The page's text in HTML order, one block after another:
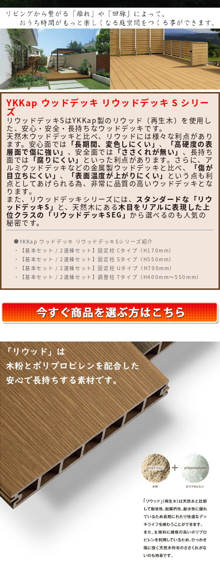
YKKap ウッドデッキ リウッドデッキ S シリー
ズ
リウッドデッキSはYKKap製のリウッド（再生木）を使用し
た、安心・安全・長持ちなウッドデッキです。
天然木ウッドデッキと比べ、リウッドには様々な利点があり
ます。安心面では 「長期間、変色しにくい」 、
「高硬度の表
層面で傷に強い」 、安全面では 「ささくれが無い」 、長持ち
面では 「腐りにくい」
といった利点があります。さらに、ア
ルミウッドデッキなどの金属製ウッドデッキと比べ、
「傷が
目立ちにくい」 、 「表面温度が上がりにくい」
という点も利
点としてあげられる為、非常に品質の高いウッドデッキとな
ります。
また、リウッドデッキシリーズには、 スタンダードな「リウ
ッドデッキS」
と、天然木にある木目をリアルに表現した上
位クラスの「リウッドデッキSEG」 から選べるのも人気の
秘密です。
●YKKap ウッドデッキ リウッドデッキSシリーズ紹介
・【基本セット / 2連棟セット】固定柱 Cタイプ（H170mm）
・【基本セット / 2連棟セット】固定柱 Sタイプ（H550mm）
・【基本セット / 2連棟セット】固定柱 Uタイプ（H700mm）
・【基本セット / 2連棟セット】調整柱 Tタイプ（H400mm～550mm）
・オプション：独立ステップ
・オプション：リウッドステップ【Sタイプ / Hタイプ / Lタイプ】
※各タイプそれぞれ、間口は「1間：1849mm」「1.5間：2651mm」「2
間：3651mm」「2.5間：4451mm」「3間：5451mm」「3.5間：
6251mm」「4間：7251mm」、奥行は「3尺：920mm」「4尺：
1220mm」「5尺：1520mm」「6尺：1820mm」「7尺：2120mm」「8
尺：2420mm」「9尺：2720mm」「10尺：3020mm」「12尺：
3620mm」の設定となります。
※ウッドデッキのパネル部のカラーは「FE：ウォームグレイ / IF：セピアグ
レイ」「FD：ホワイトブラウン」「FF：レッドブラウン」「ID：ナチュラ
ルブラウン」の美しい人工木と、束柱「H2：プラチナステン」「B7：カー
ムブラック」を合わせた、上品なウッドデッキとなります。
●その他の「一流メーカーウッドデッキ」も多数取り扱っております！
※未掲載商品をお探しの方はお問い合わせください！
【LIXIL】
ジーマ / 暖蘭物語 / ココマ / ガーデンルーム GF / ルームタイプ / テラスタ
イプ / オープンテラスタイプ / サイドスルータイプ / 人工木デッキ / デッキ
DC / デッキDS / 樹ら楽ステージ 木彫 / レストステージ / デッキDCフェン
ス / ラフィーネフェンス デッキ仕様 / デザイナーパーツフェンス デッキ仕
様 / モダンデッキフェンス / デッキフェンス / ウッドパーティション / ボー
リウッドデッキ S / リウッドデッキ S EG / 段床セット / リウッドステップ
2型・5型 / リウッドデッキフェンス 1型・2型・3型・4型 / リウッド ハイ